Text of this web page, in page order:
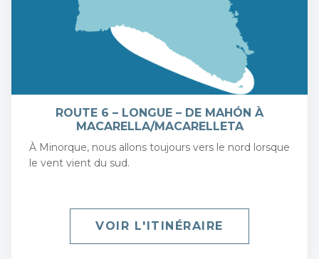
ROUTE 6 – LONGUE – DE MAHÓN À
MACARELLA/MACARELLETA
À Minorque, nous allons toujours vers le nord lorsque
le vent vient du sud.
VOIR L'ITINÉRAIRE